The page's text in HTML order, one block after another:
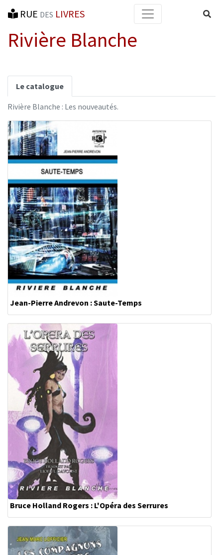
RUE DES LIVRES
Rivière Blanche
Le catalogue
Rivière Blanche : Les nouveautés.
Jean-Pierre Andrevon : Saute-Temps
Bruce Holland Rogers : L'Opéra des Serrures